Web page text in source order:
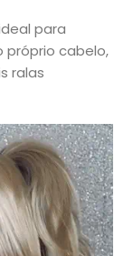
para
próprio cabelo,
ralas